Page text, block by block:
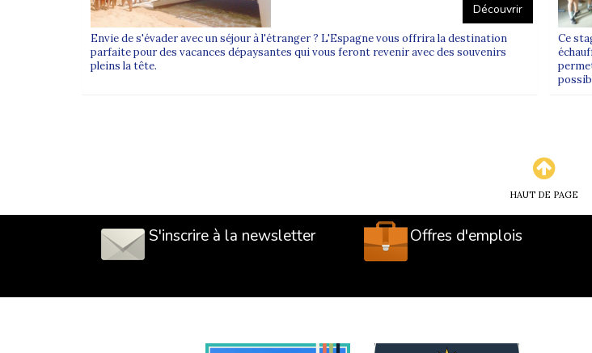
Découvrir
Envie de s'évader avec un séjour à l'étranger ? L'Espagne vous offrira la destination
parfaite pour des vacances dépaysantes qui vous feront revenir avec des souvenirs
pleins la tête.
Ce
HAUT DE PAGE
S'inscrire à la newsletter Offres d'emplois